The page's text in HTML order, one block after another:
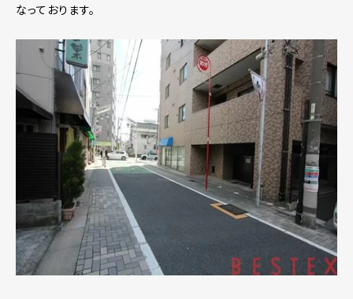
なっております。